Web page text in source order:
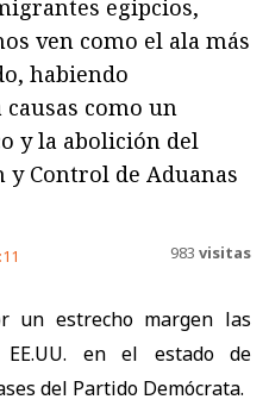
egipcios,
ven como el ala más
habiendo
como un
y la abolición del
Control de Aduanas
983 visitas
un estrecho margen las
en el estado de
del Partido Demócrata.